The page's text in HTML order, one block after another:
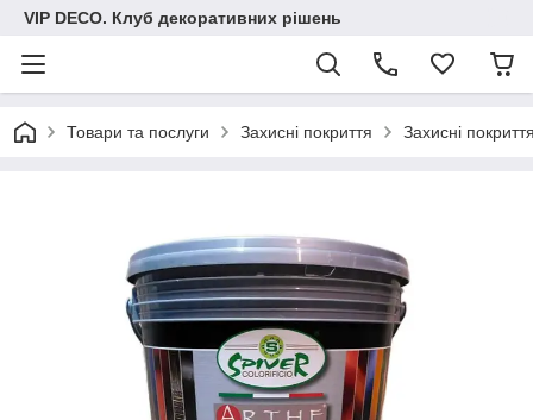
VIP DECO. Клуб декоративних рішень
Товари та послуги Захисні покриття Захисні